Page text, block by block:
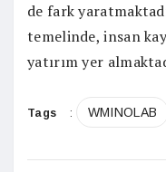
de fark
temelinde, insan
yatırım yer
Tags : WMINOLAB